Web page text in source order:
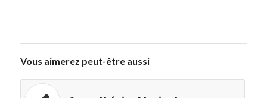
Vous aimerez peut-être aussi